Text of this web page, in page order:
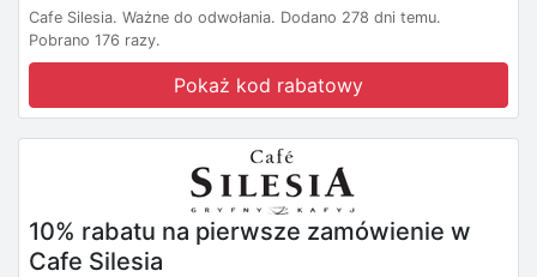
Cafe Silesia. Ważne do odwołania. Dodano 278 dni temu.
Pobrano 176 razy.
Pokaż kod rabatowy
10% rabatu na pierwsze zamówienie w
Cafe Silesia